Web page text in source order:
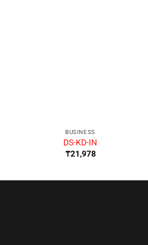
BUSINESS
DS-KD-IN
₸21,978